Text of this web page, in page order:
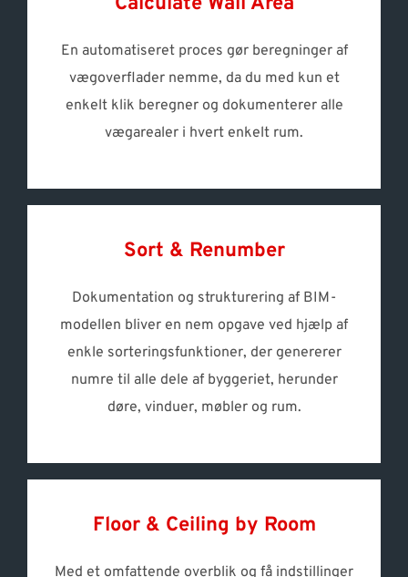
En automatiseret proces gør beregninger af
vægoverflader nemme, da du med kun et
enkelt klik beregner og dokumenterer alle
vægarealer i hvert enkelt rum.
Sort & Renumber
Dokumentation og strukturering af BIM-
modellen bliver en nem opgave ved hjælp af
enkle sorteringsfunktioner, der genererer
numre til alle dele af byggeriet, herunder
døre, vinduer, møbler og rum.
Floor & Ceiling by Room
Med et omfattende overblik og få indstillinger